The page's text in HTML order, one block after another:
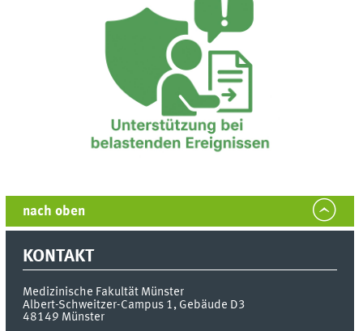
nach oben
KONTAKT
Medizinische Fakultät Münster
Albert-Schweitzer-Campus 1, Gebäude D3
48149 Münster